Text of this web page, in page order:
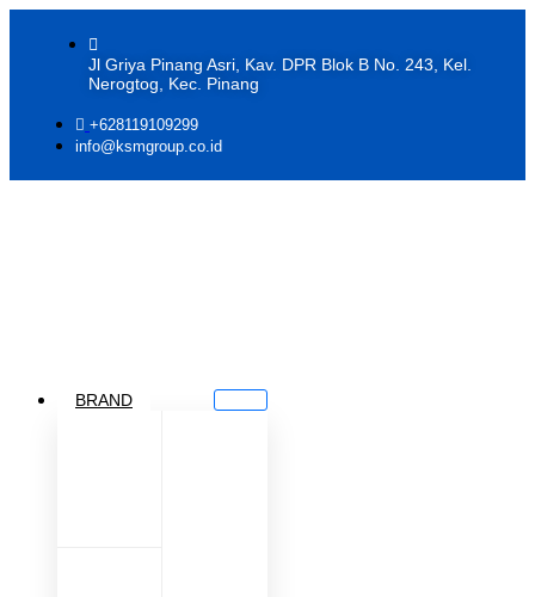
Jl Griya Pinang Asri, Kav. DPR Blok B No. 243, Kel.
Nerogtog, Kec. Pinang
+628119109299
info@ksmgroup.co.id
BRAND